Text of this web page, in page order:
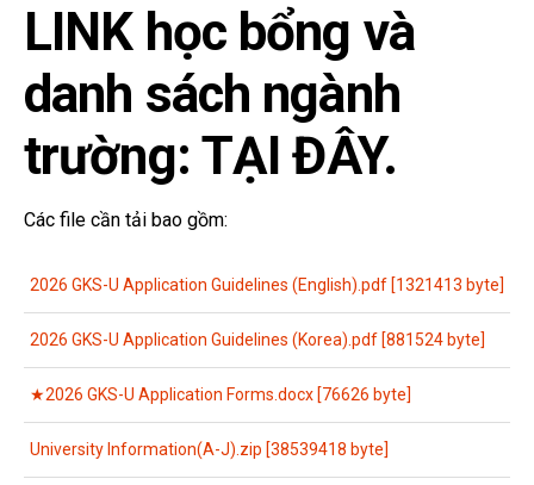
LINK học bổng và
danh sách ngành
trường: TẠI ĐÂY.
Các file cần tải bao gồm:
2026 GKS-U Application Guidelines (English).pdf [1321413 byte]
2026 GKS-U Application Guidelines (Korea).pdf [881524 byte]
★2026 GKS-U Application Forms.docx [76626 byte]
University Information(A-J).zip [38539418 byte]